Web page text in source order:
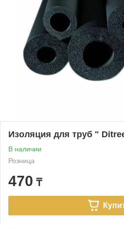
Изоляция для труб "
В наличии
Розница
470 ₸